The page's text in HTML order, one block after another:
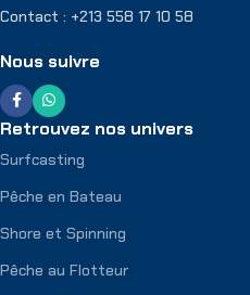
Contact : +213 558 17 10 58
Nous suivre
Retrouvez nos univers
Surfcasting
Pêche en Bateau
Shore et Spinning
Pêche au Flotteur